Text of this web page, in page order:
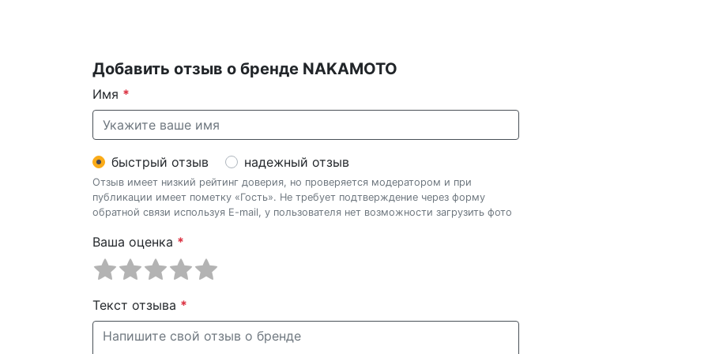
Добавить отзыв о бренде NAKAMOTO
Имя *
быстрый отзыв надежный отзыв
Отзыв имеет низкий рейтинг доверия, но проверяется модератором и при
публикации имеет пометку «Гость». Не требует подтверждение через форму
обратной связи используя E-mail, у пользователя нет возможности загрузить фото
Ваша оценка *
Текст отзыва *